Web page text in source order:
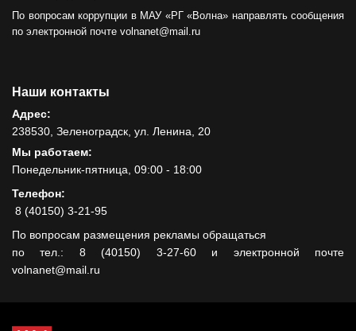
По вопросам коррупции в МАУ «РГ «Волна» направлять сообщения
по электронной почте volnanet@mail.ru
Наши контакты
Адрес:
238530, Зеленоградск, ул. Ленина, 20
Мы работаем:
Понедельник-пятница, 09:00 - 18:00
Телефон:
8 (40150) 3-21-95
По вопросам размещения рекламы обращаться
по тел.: 8 (40150) 3-27-60 и электронной почте
volnanet@mail.ru